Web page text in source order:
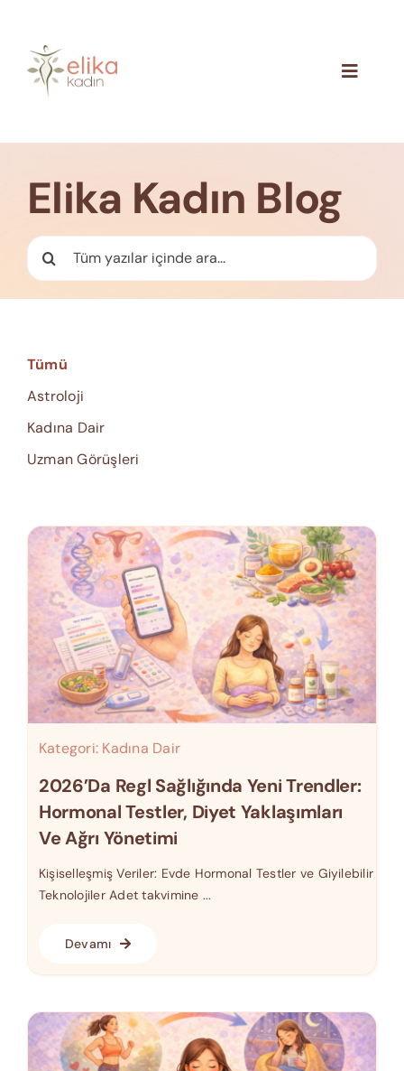
content
Toggle
İletişim
Elika Kadın Blog
Ara:
Tümü
Astroloji
Kadına Dair
Uzman Görüşleri
Kategori: Kadına Dair
2026’da Regl Sağlığında Yeni Trendler:
Hormonal Testler, Diyet Yaklaşımları
Ve Ağrı Yönetimi
Kişiselleşmiş Veriler: Evde Hormonal Testler ve Giyilebilir
Teknolojiler Adet takvimine ...
Devamı